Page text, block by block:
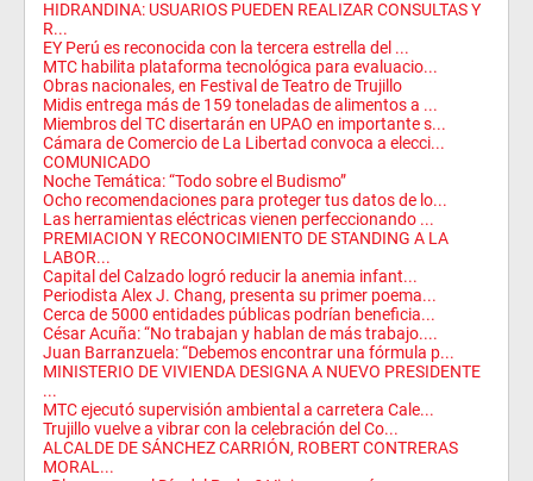
HIDRANDINA: USUARIOS PUEDEN REALIZAR CONSULTAS Y
R...
EY Perú es reconocida con la tercera estrella del ...
MTC habilita plataforma tecnológica para evaluacio...
Obras nacionales, en Festival de Teatro de Trujillo
Midis entrega más de 159 toneladas de alimentos a ...
Miembros del TC disertarán en UPAO en importante s...
Cámara de Comercio de La Libertad convoca a elecci...
COMUNICADO
Noche Temática: “Todo sobre el Budismo”
Ocho recomendaciones para proteger tus datos de lo...
Las herramientas eléctricas vienen perfeccionando ...
PREMIACION Y RECONOCIMIENTO DE STANDING A LA
LABOR...
Capital del Calzado logró reducir la anemia infant...
Periodista Alex J. Chang, presenta su primer poema...
Cerca de 5000 entidades públicas podrían beneficia...
César Acuña: “No trabajan y hablan de más trabajo....
Juan Barranzuela: “Debemos encontrar una fórmula p...
MINISTERIO DE VIVIENDA DESIGNA A NUEVO PRESIDENTE
...
MTC ejecutó supervisión ambiental a carretera Cale...
Trujillo vuelve a vibrar con la celebración del Co...
ALCALDE DE SÁNCHEZ CARRIÓN, ROBERT CONTRERAS
MORAL...